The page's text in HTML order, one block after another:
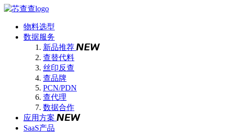
物料选型
数据服务
新品推荐
查替代料
丝印反查
查品牌
PCN/PDN
查代理
数据合作
应用方案
SaaS产品